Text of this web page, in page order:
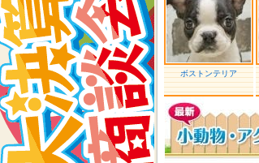
ボストンテリア